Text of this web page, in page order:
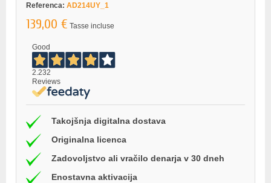
Referenca: AD214UY_1
139,00 € Tasse incluse
Good
2.232
Reviews
Takojšnja digitalna dostava
Originalna licenca
Zadovoljstvo ali vračilo denarja v 30 dneh
Enostavna aktivacija